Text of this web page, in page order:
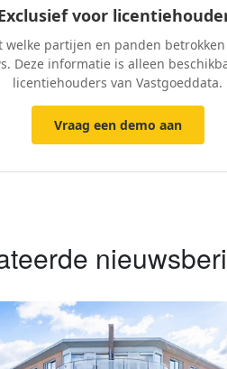
voor
welke partijen en panden
Deze informatie is alleen
licentiehouders van Vastgoeddata.
Vraag een demo aan